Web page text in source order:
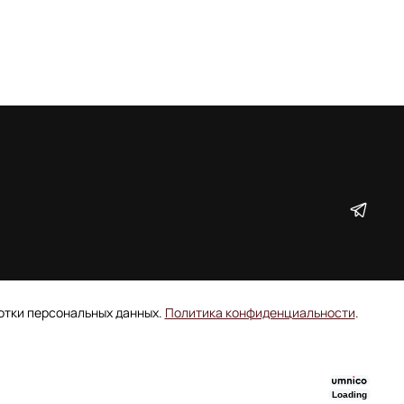
персональных данных. Политика конфиденциальности.
Loading